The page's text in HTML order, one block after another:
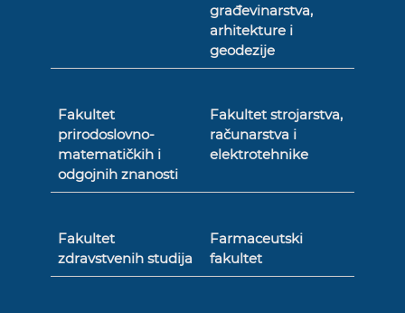
građevinarstva,
arhitekture i
geodezije
Fakultet
prirodoslovno-
matematičkih i
odgojnih znanosti
Fakultet strojarstva,
računarstva i
elektrotehnike
Fakultet
zdravstvenih studija
Farmaceutski
fakultet